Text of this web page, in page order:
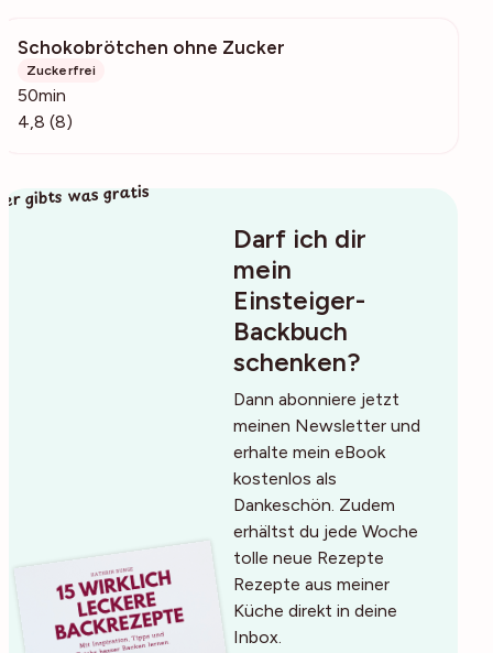
Schokobrötchen ohne Zucker
Zuckerfrei
50min
4,8 (8)
Darf ich dir
mein
Einsteiger-
Backbuch
schenken?
Dann abonniere jetzt
meinen Newsletter und
erhalte mein eBook
kostenlos als
Dankeschön. Zudem
erhältst du jede Woche
tolle neue Rezepte
Rezepte aus meiner
Küche direkt in deine
Inbox.
gibts was gratis